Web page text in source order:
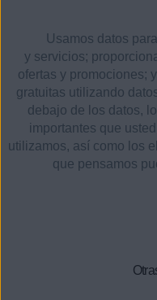
Usamos datos
y servicios;
ofertas y promociones;
gratuitas utilizando
debajo de los datos,
importantes que
utilizamos, así como los
que pensamos